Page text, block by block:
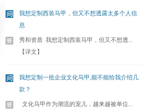
我想定制西装马甲，但又不想透露太多个人信
息
秀和资质 我想定制西装马甲，但又不想透...
【详文】
我想定制一批企业文化马甲,能不能给我介绍几
款？
文化马甲作为潮流的宠儿，越来越被单位...